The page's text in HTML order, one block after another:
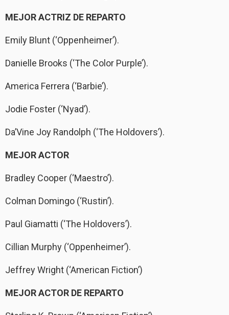
MEJOR ACTRIZ DE REPARTO
Emily Blunt (‘Oppenheimer’).
Danielle Brooks (‘The Color Purple’).
America Ferrera (‘Barbie’).
Jodie Foster (‘Nyad’).
Da’Vine Joy Randolph (‘The Holdovers’).
MEJOR ACTOR
Bradley Cooper (‘Maestro’).
Colman Domingo (‘Rustin’).
Paul Giamatti (‘The Holdovers’).
Cillian Murphy (‘Oppenheimer’).
Jeffrey Wright (‘American Fiction’)
MEJOR ACTOR DE REPARTO